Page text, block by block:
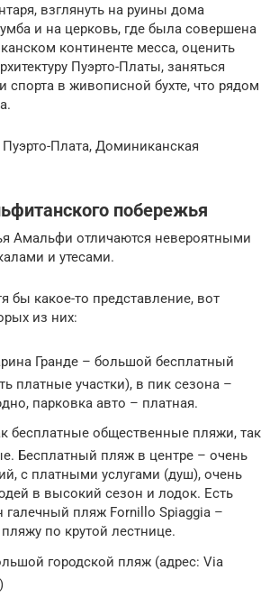
взглянуть на руины дома
и на церковь, где была совершена
континенте месса, оценить
Пуэрто-Платы, заняться
в живописной бухте, что рядом
Пуэрто-Плата, Доминиканская
побережья
Амальфи отличаются невероятными
и утесами.
бы какое-то представление, вот
из них:
Гранде – большой бесплатный
платные участки), в пик сезона –
парковка авто – платная.
бесплатные общественные пляжи, так
Бесплатный пляж в центре – очень
с платными услугами (душ), очень
в высокий сезон и лодок. Есть
галечный пляж Fornillo Spiaggia –
по крутой лестнице.
городской пляж (адрес: Via